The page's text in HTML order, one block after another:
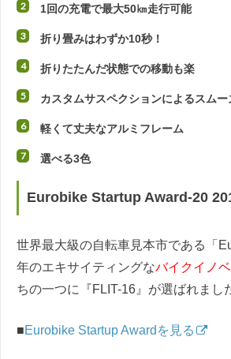
1回の充電で最大50㎞走行可能
折り畳みはわずか10秒！
折りたたんだ状態での移動も楽
カスタムサスペクションによるスム
軽くて丈夫なアルミフレーム
選べる3色
Eurobike Startup Award-20
世界最大級の自転車見本市である「
年のエキサイティングなバイクイノ
ちの一つに『FLIT-16』が選ばれまし
■Eurobike Startup Awardを見る